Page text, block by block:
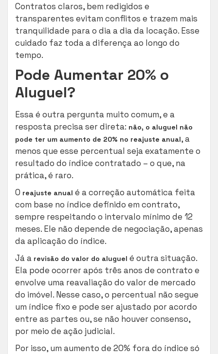
Contratos claros, bem redigidos e
transparentes evitam conflitos e trazem mais
tranquilidade para o dia a dia da locação. Esse
cuidado faz toda a diferença ao longo do
tempo.
Pode Aumentar 20% o
Aluguel?
Essa é outra pergunta muito comum, e a
resposta precisa ser direta: não, o aluguel não
pode ter um aumento de 20% no reajuste anual, a
menos que esse percentual seja exatamente o
resultado do índice contratado – o que, na
prática, é raro.
O reajuste anual é a correção automática feita
com base no índice definido em contrato,
sempre respeitando o intervalo mínimo de 12
meses. Ele não depende de negociação, apenas
da aplicação do índice.
Já a revisão do valor do aluguel é outra situação.
Ela pode ocorrer após três anos de contrato e
envolve uma reavaliação do valor de mercado
do imóvel. Nesse caso, o percentual não segue
um índice fixo e pode ser ajustado por acordo
entre as partes ou, se não houver consenso,
por meio de ação judicial.
Por isso, um aumento de 20% fora do índice só